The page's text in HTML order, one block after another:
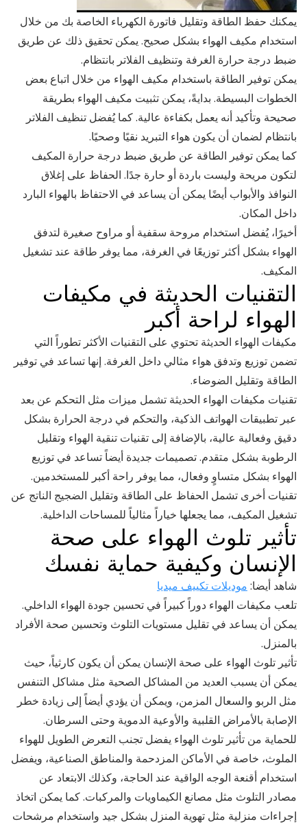
يمكنك حفظ الطاقة وتقليل فاتورة الكهرباء الخاصة بك من خلال
استخدام مكيف الهواء بشكل صحيح. يمكن تحقيق ذلك عن طريق
ضبط درجة حرارة الغرفة وتنظيف الفلاتر بانتظام.
يمكن توفير الطاقة باستخدام مكيف الهواء من خلال اتباع بعض
الخطوات البسيطة. بدايةً، يمكن تثبيت مكيف الهواء بطريقة
صحيحة وتأكيد أنه يعمل بكفاءة عالية. كما يُفضل تنظيف الفلاتر
بانتظام لضمان أن يكون هواء التبريد نقيًا وصحيًا.
كما يمكن توفير الطاقة عن طريق ضبط درجة حرارة المكيف
لتكون مريحة وليست باردة أو حارة جدًا. الحفاظ على إغلاق
النوافذ والأبواب أيضًا يمكن أن يساعد في الاحتفاظ بالهواء البارد
داخل المكان.
أخيرًا، يُفضل استخدام مروحة سقفية أو مراوح صغيرة لتدفق
الهواء بشكل أكثر توزيعًا في الغرفة، مما يوفر طاقة عند تشغيل
المكيف.
التقنيات الحديثة في مكيفات
الهواء لراحة أكبر
مكيفات الهواء الحديثة تحتوي على التقنيات الأكثر تطوراً التي
تضمن توزيع وتدفق هواء مثالي داخل الغرفة. إنها تساعد في توفير
الطاقة وتقليل الضوضاء.
تقنيات مكيفات الهواء الحديثة تشمل ميزات مثل التحكم عن بعد
عبر تطبيقات الهواتف الذكية، والتحكم في درجة الحرارة بشكل
دقيق وفعالية عالية، بالإضافة إلى تقنيات تنقية الهواء وتقليل
الرطوبة بشكل متقدم. تصميمات جديدة أيضاً تساعد في توزيع
الهواء بشكل متساوٍ وفعال، مما يوفر راحة أكبر للمستخدمين.
تقنيات أخرى تشمل الحفاظ على الطاقة وتقليل الضجيج الناتج عن
تشغيل المكيف، مما يجعلها خياراً مثالياً للمساحات الداخلية.
تأثير تلوث الهواء على صحة
الإنسان وكيفية حماية نفسك
شاهد أيضا: موديلات تكييف ميديا
تلعب مكيفات الهواء دوراً كبيراً في تحسين جودة الهواء الداخلي.
يمكن أن يساعد في تقليل مستويات التلوث وتحسين صحة الأفراد
بالمنزل.
تأثير تلوث الهواء على صحة الإنسان يمكن أن يكون كارثياً، حيث
يمكن أن يسبب العديد من المشاكل الصحية مثل مشاكل التنفس
مثل الربو والسعال المزمن، ويمكن أن يؤدي أيضاً إلى زيادة خطر
الإصابة بالأمراض القلبية والأوعية الدموية وحتى السرطان.
للحماية من تأثير تلوث الهواء يفضل تجنب التعرض الطويل للهواء
الملوث، خاصة في الأماكن المزدحمة والمناطق الصناعية، ويفضل
استخدام أقنعة الوجه الواقية عند الحاجة، وكذلك الابتعاد عن
مصادر التلوث مثل مصانع الكيماويات والمركبات. كما يمكن اتخاذ
إجراءات منزلية مثل تهوية المنزل بشكل جيد واستخدام مرشحات